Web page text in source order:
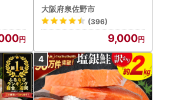
【2
ャ
ツ
大阪府泉佐野市
(396)
9,000